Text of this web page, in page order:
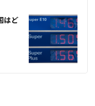
はど